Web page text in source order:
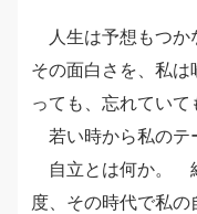
人生は予想もつか
その面白さを、私
っても、忘れていて
若い時から私のテ
自立とは何か。
度、その時代で私